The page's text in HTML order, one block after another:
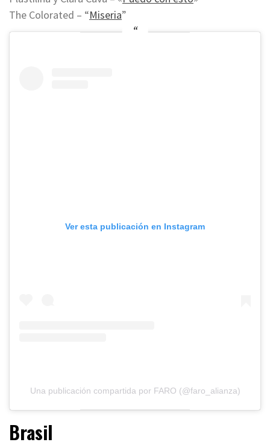
The Colorated – “Miseria”
Ver esta publicación en Instagram
Una publicación compartida por FARO (@faro_alianza)
Brasil